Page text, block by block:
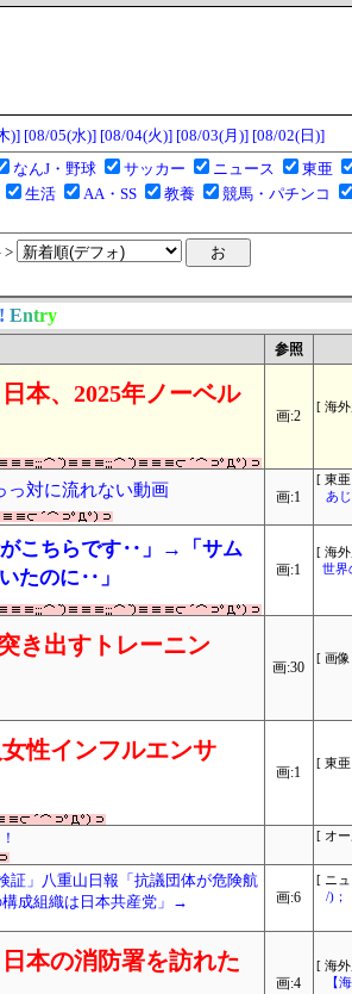
)] [08/05(水)] [08/04(火)] [08/03(月)] [08/02(日)]
なんJ・野球 サッカー ニュース 東亜
生活 AA・SS 教養 競馬・パチンコ
>
! Entry
参照
本、2025年ノーベル
画:2
[ 海
っ対に流れない動画 画:1
[ 東亜
あ
がこちらです‥」→「サム
たのに‥」
画:1
[ 海
世界
き出すトレーニン
画:30
[ 画
性インフルエンサ
画:1
[ 東亜
[ オ
証」八重山日報「抗議団体が危険航
成組織は日本共産党」→
画:6
[ ニ
/)；
本の消防署を訪れた
画:4
[ 海
【